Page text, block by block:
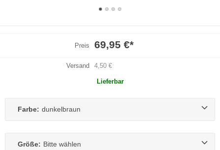
Preis 69,95 €*
Versand 4,50 €
Lieferbar
Farbe: dunkelbraun
Größe: Bitte wählen